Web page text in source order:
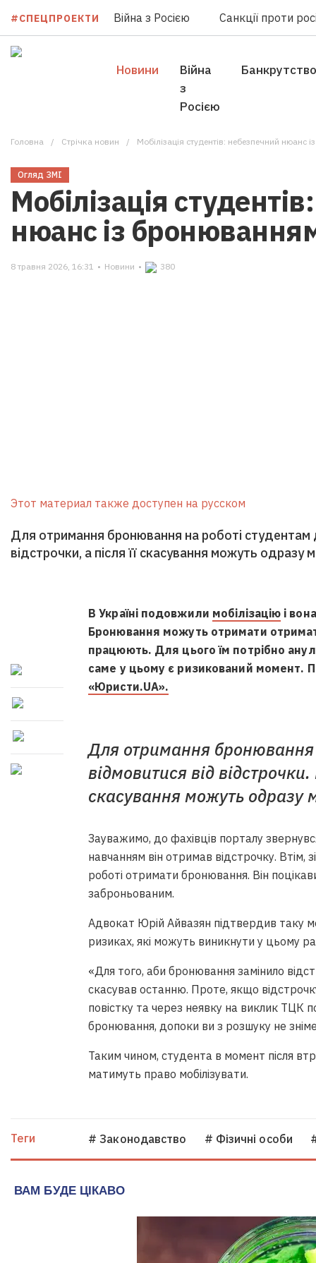
#СПЕЦПРОЕКТИ Війна з Росією Санкції проти
Новини
Війна
з
Росією
Банкрутство
Головна Стрічка новин Мобілізація студентів: небезпечний нюанс
Огляд ЗМІ
Мобілізація
нюанс із
8 травня 2026, 16:31 • Новини • 380
Этот материал также доступен на русском
Для отримання бронювання на роботі студентам
відстрочки, а після її скасування можуть одразу
В Україні подовжили мобілізацію і
Бронювання можуть отримати
працюють. Для цього їм потрібно
саме у цьому є ризикований момент.
«Юристи.UA».
Для отримання бронювання
відмовитися від
скасування можуть одразу
Зауважимо, до фахівців порталу
навчанням він отримав відстрочку. Втім,
роботі отримати бронювання. Він
заброньованим.
Адвокат Юрій Айвазян підтвердив таку
ризиках, які можуть виникнути у цьому
«Для того, аби бронювання замінило
скасував останню. Проте, якщо
повістку та через неявку на виклик
бронювання, допоки ви з розшуку не
Таким чином, студента в момент після
матимуть право мобілізувати.
Теги # Законодавство # Фізичні особи